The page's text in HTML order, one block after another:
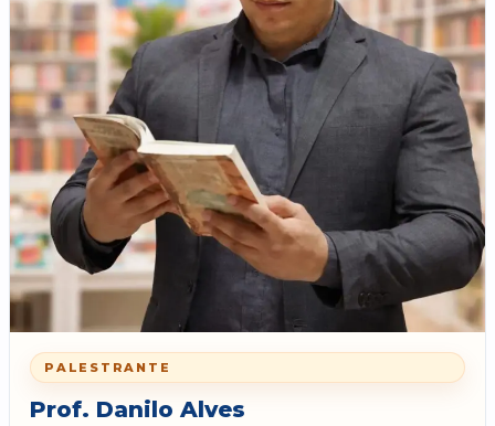
PALESTRANTE
Prof. Danilo Alves